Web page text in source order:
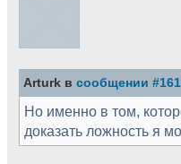
Arturk в сообщении
Но именно в том,
доказать ложность я